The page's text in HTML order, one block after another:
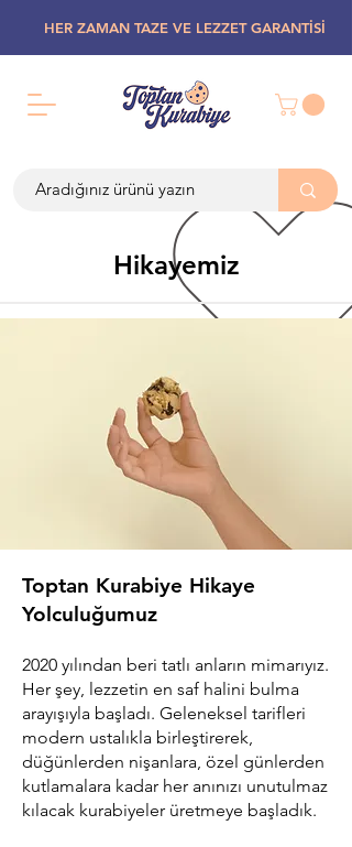
HER ZAMAN TAZE VE LEZZET GARANTİSİ
Hikayemiz
Toptan Kurabiye Hikaye
Yolculuğumuz
2020 yılından beri tatlı anların mimarıyız.
Her şey, lezzetin en saf halini bulma
arayışıyla başladı. Geleneksel tarifleri
modern ustalıkla birleştirerek,
düğünlerden nişanlara, özel günlerden
kutlamalara kadar her anınızı unutulmaz
kılacak kurabiyeler üretmeye başladık.